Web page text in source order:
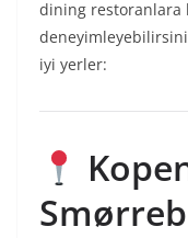
dining restoranlara
iyi yerler: